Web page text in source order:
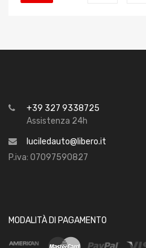
+39 327 9338725
Assistenza 24h
luciledauto@libero.it
P.iva: 07097590827
MODALITÀ DI PAGAMENTO